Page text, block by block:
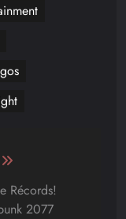
Récords!
2077